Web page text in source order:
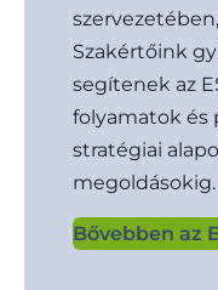
Szakértőink
segítenek az
folyamatok és
stratégiai
megoldásokig.
Bővebben az